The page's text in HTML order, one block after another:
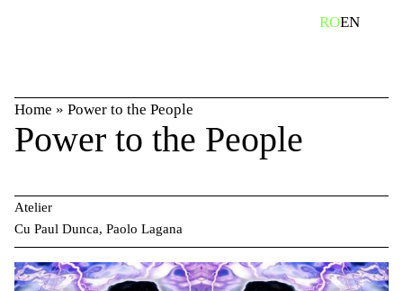
ROEN
Home » Power to the People
Power to the People
Atelier
Cu Paul Dunca, Paolo Lagana